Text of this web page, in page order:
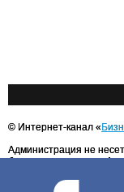
© Интернет-канал «
Администрация не
блоггерами портала.
Все права на любые